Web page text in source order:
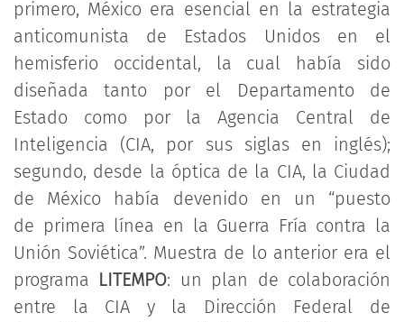
primero, México era esencial en la estrategia
anticomunista de Estados Unidos en el
hemisferio occidental, la cual había sido
diseñada tanto por el Departamento de
Estado como por la Agencia Central de
Inteligencia (CIA, por sus siglas en inglés);
segundo, desde la óptica de la CIA, la Ciudad
de México había devenido en un “puesto
de primera línea en la Guerra Fría contra la
Unión Soviética”. Muestra de lo anterior era el
programa LITEMPO: un plan de colaboración
entre la CIA y la Dirección Federal de